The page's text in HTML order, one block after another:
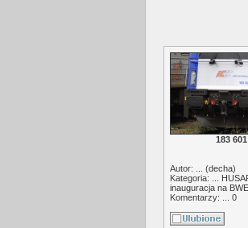
183 601
Autor: ... (decha)
Kategoria: ...
inauguracja na BWE
Komentarzy: ... 0